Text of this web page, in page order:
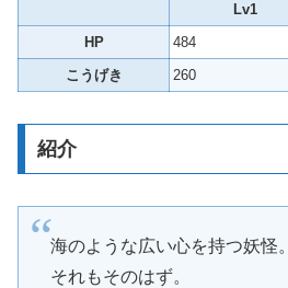
Lv1
HP
484
こうげき
260
紹介
海のような広い心を持つ妖怪。
それもそのはず。